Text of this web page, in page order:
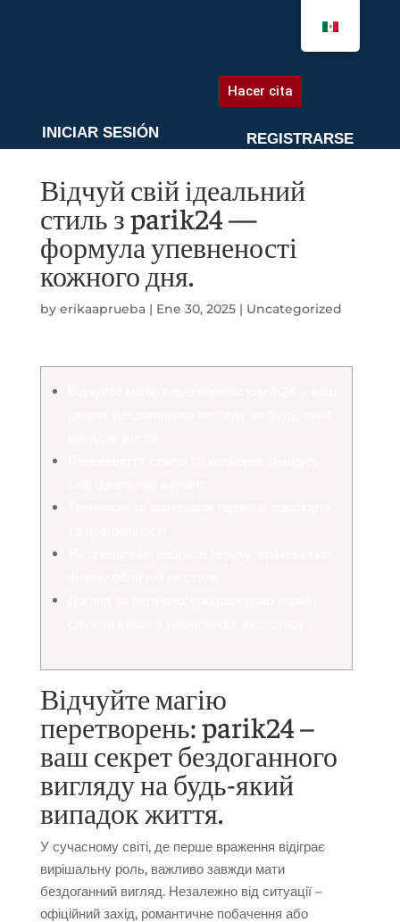
Hacer cita
INICIAR SESIÓN REGISTRARSE
Відчуй свій ідеальний
стиль з parik24 —
формула упевненості
кожного дня.
by erikaaprueba| Ene 30, 2025| Uncategorized
Відчуйте магію
перетворень: parik24 –
ваш секрет бездоганного
вигляду на будь-який
випадок життя.
У сучасному світі, де перше враження відіграє
вирішальну роль, важливо завжди мати
бездоганний вигляд. Незалежно від ситуації –
офіційний захід, романтичне побачення або